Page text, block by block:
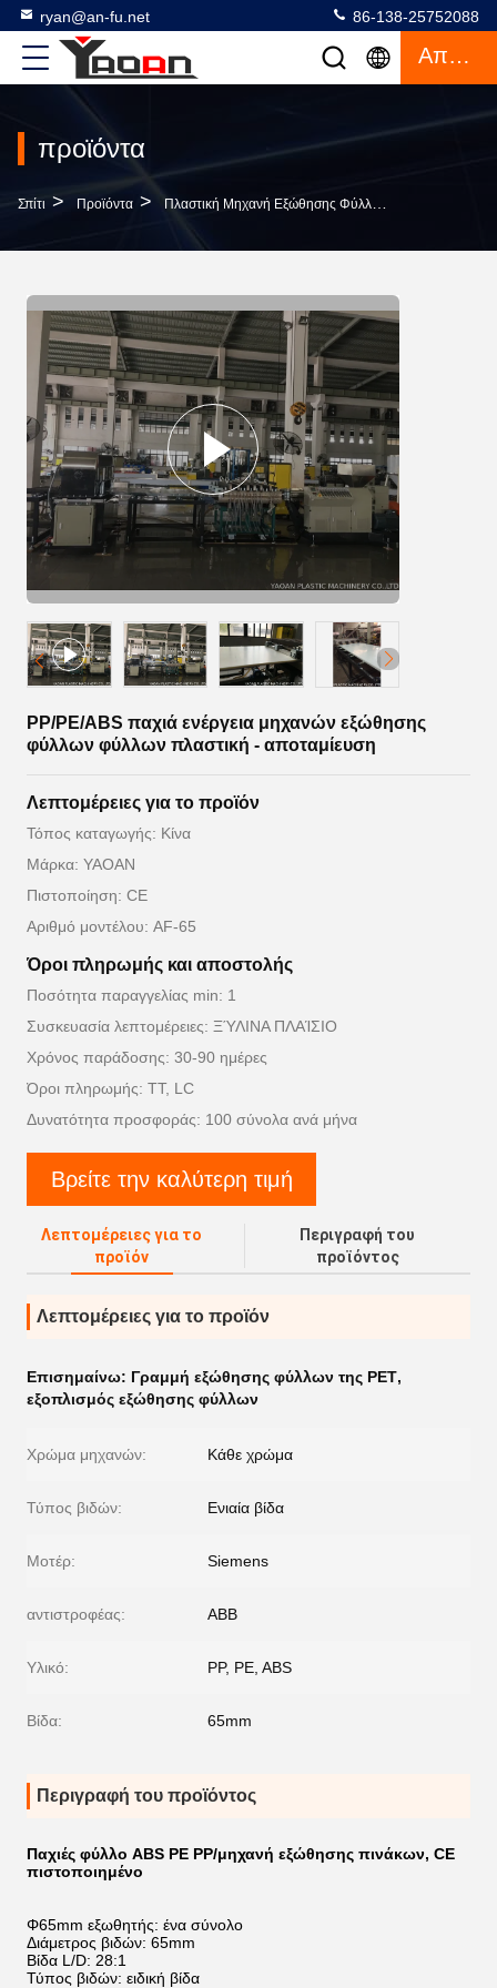
ryan@an-fu.net 86-138-25752088
Απόσπασμα
προϊόντα
Σπίτι > Προϊόντα > Πλαστική Μηχανή Εξώθησης Φύλλων
PP/PE/ABS παχιά ενέργεια μηχανών εξώθησης
φύλλων φύλλων πλαστική - αποταμίευση
Λεπτομέρειες για το προϊόν
Τόπος καταγωγής: Κίνα
Μάρκα: YAOAN
Πιστοποίηση: CE
Αριθμό μοντέλου: AF-65
Όροι πληρωμής και αποστολής
Ποσότητα παραγγελίας min: 1
Συσκευασία λεπτομέρειες: ΞΎΛΙΝΑ ΠΛΑΊΣΙΟ
Χρόνος παράδοσης: 30-90 ημέρες
Όροι πληρωμής: TT, LC
Δυνατότητα προσφοράς: 100 σύνολα ανά μήνα
Βρείτε την καλύτερη τιμή
Λεπτομέρειες για το
προϊόν
Περιγραφή του
προϊόντος
Λεπτομέρειες για το προϊόν
Επισημαίνω: Γραμμή εξώθησης φύλλων της PET,
εξοπλισμός εξώθησης φύλλων
Χρώμα μηχανών: Κάθε χρώμα
Τύπος βιδών: Ενιαία βίδα
Μοτέρ: Siemens
αντιστροφέας: ABB
Υλικό: PP, PE, ABS
Βίδα: 65mm
Περιγραφή του προϊόντος
Παχιές φύλλο ABS PE PP/μηχανή εξώθησης πινάκων, CE
πιστοποιημένο
Φ65mm εξωθητής: ένα σύνολο
Διάμετρος βιδών: 65mm
Βίδα L/D: 28:1
Τύπος βιδών: ειδική βίδα